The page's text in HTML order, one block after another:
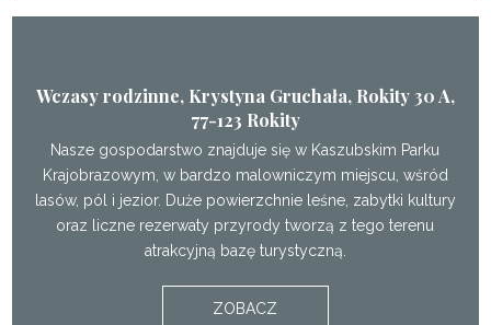
Wczasy rodzinne, Krystyna Gruchała, Rokity 30 A,
77-123 Rokity
Nasze gospodarstwo znajduje się w Kaszubskim Parku
Krajobrazowym, w bardzo malowniczym miejscu, wśród
lasów, pól i jezior. Duże powierzchnie leśne, zabytki kultury
oraz liczne rezerwaty przyrody tworzą z tego terenu
atrakcyjną bazę turystyczną.
ZOBACZ